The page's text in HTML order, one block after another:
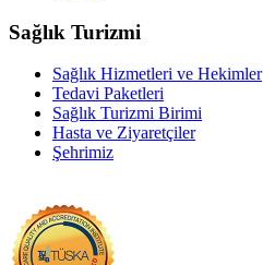
Sağlık Turizmi
Sağlık Hizmetleri ve Hekimler
Tedavi Paketleri
Sağlık Turizmi Birimi
Hasta ve Ziyaretçiler
Şehrimiz